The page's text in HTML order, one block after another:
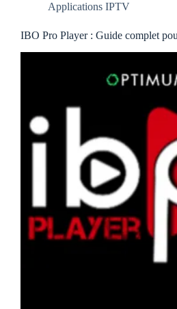
Applications IPTV
IBO Pro Player : Guide complet